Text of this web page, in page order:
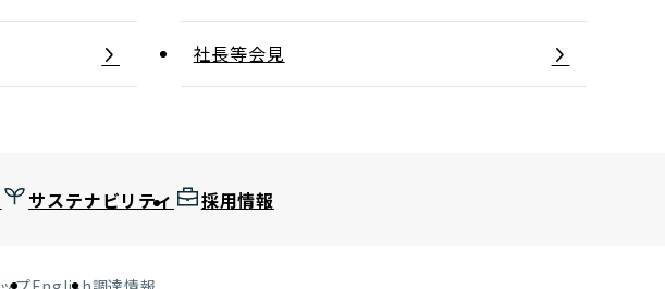
社長等会見
サステナビリティ 採用情報